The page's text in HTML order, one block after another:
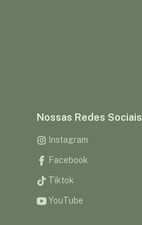
Nossas Redes Sociais
Instagram
Facebook
Tiktok
YouTube